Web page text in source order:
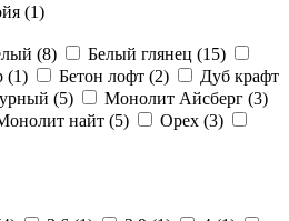
(1)
(8) Белый глянец (15)
(1) Бетон лофт (2)
Дуб крафт
(5) Монолит Айсберг (3)
найт (5) Орех (3)